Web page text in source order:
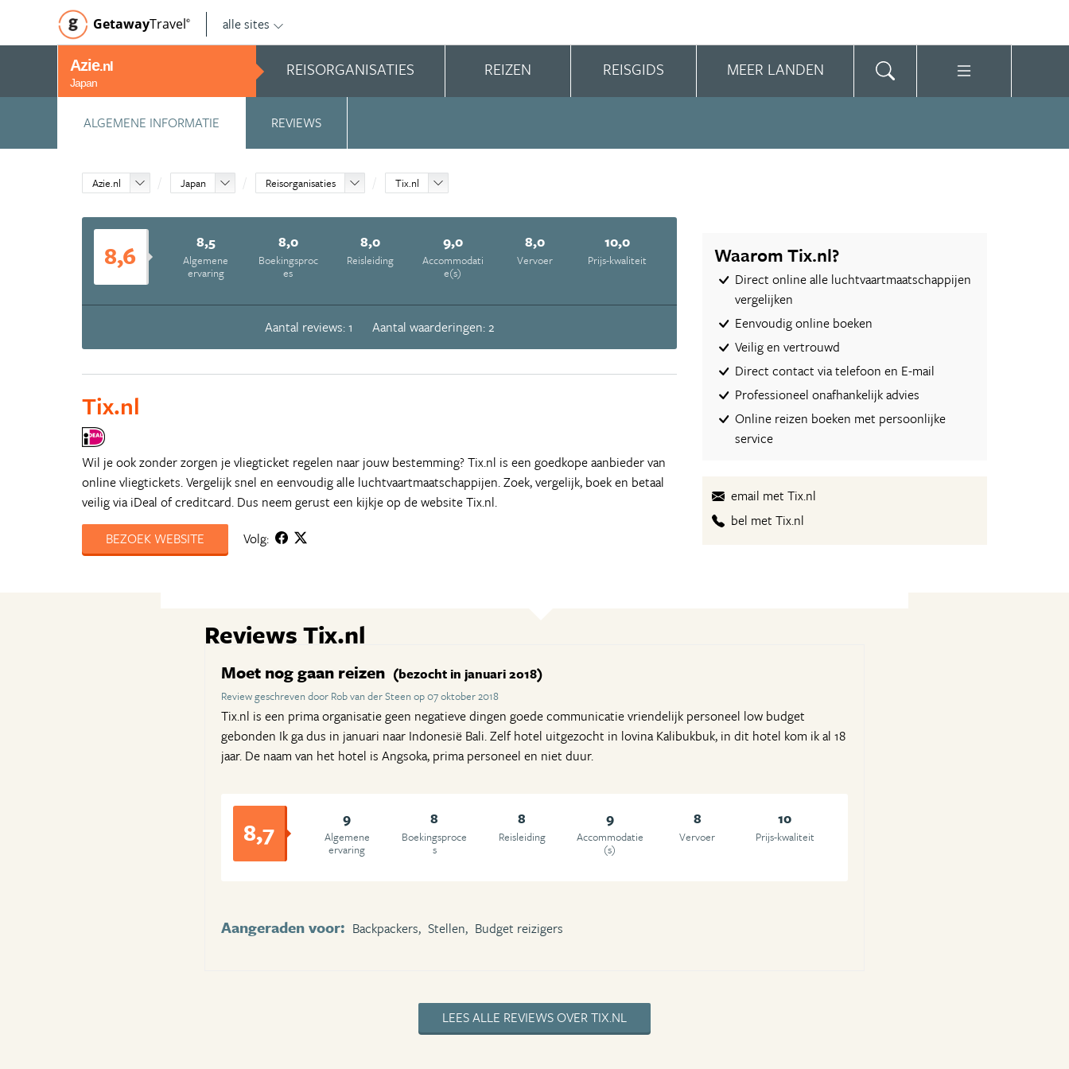
GetawayTravel© alle sites
Azie.nl
Japan
REISORGANISATIES REIZEN REISGIDS MEER LANDEN
ALGEMENE INFORMATIE REVIEWS
Azie.nl Japan Reisorganisaties Tix.nl
8,6 8,5
Algemene
ervaring
8,0
Boekingsproc
es
8,0
Reisleiding
9,0
Accommodati
e(s)
8,0
Vervoer
10,0
Prijs-kwaliteit
Aantal reviews: 1 Aantal waarderingen: 2
Tix.nl
Wil je ook zonder zorgen je vliegticket regelen naar jouw bestemming? Tix.nl is een goedkope aanbieder van
online vliegtickets. Vergelijk snel en eenvoudig alle luchtvaartmaatschappijen. Zoek, vergelijk, boek en betaal
veilig via iDeal of creditcard. Dus neem gerust een kijkje op de website Tix.nl.
BEZOEK WEBSITE
Volg:
Waarom Tix.nl?
Direct online alle luchtvaartmaatschappijen
vergelijken
Eenvoudig online boeken
Veilig en vertrouwd
Direct contact via telefoon en E-mail
Professioneel onafhankelijk advies
Online reizen boeken met persoonlijke
service
email met Tix.nl
bel met Tix.nl
Reviews Tix.nl
Moet nog gaan reizen (bezocht in januari 2018)
Review geschreven door Rob van der Steen op 07 oktober 2018
Tix.nl is een prima organisatie geen negatieve dingen goede communicatie vriendelijk personeel low budget
gebonden Ik ga dus in januari naar Indonesië Bali. Zelf hotel uitgezocht in lovina Kalibukbuk, in dit hotel kom ik al 18
jaar. De naam van het hotel is Angsoka, prima personeel en niet duur.
8,7 9
Algemene
ervaring
8
Boekingsproce
s
8
Reisleiding
9
Accommodatie
(s)
8
Vervoer
10
Prijs-kwaliteit
Aangeraden voor: Backpackers, Stellen, Budget reizigers
LEES ALLE REVIEWS OVER TIX.NL